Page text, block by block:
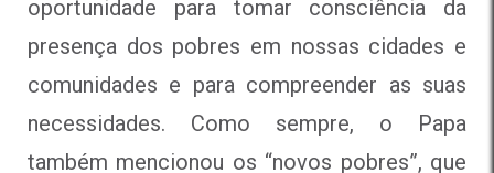
oportunidade para tomar consciência da
presença dos pobres em nossas cidades e
comunidades e para compreender as suas
necessidades. Como sempre, o Papa
também mencionou os “novos pobres”, que